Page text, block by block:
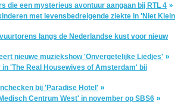
die een mysterieus avontuur aangaan bij RTL 4
met levensbedreigende ziekte in 'Niet Klein
langs de Nederlandse kust voor nieuw
nieuwe muziekshow 'Onvergetelijke Liedjes'
'The Real Housewives of Amsterdam' bij
bij 'Paradise Hotel'
Centrum West' in november op SBS6